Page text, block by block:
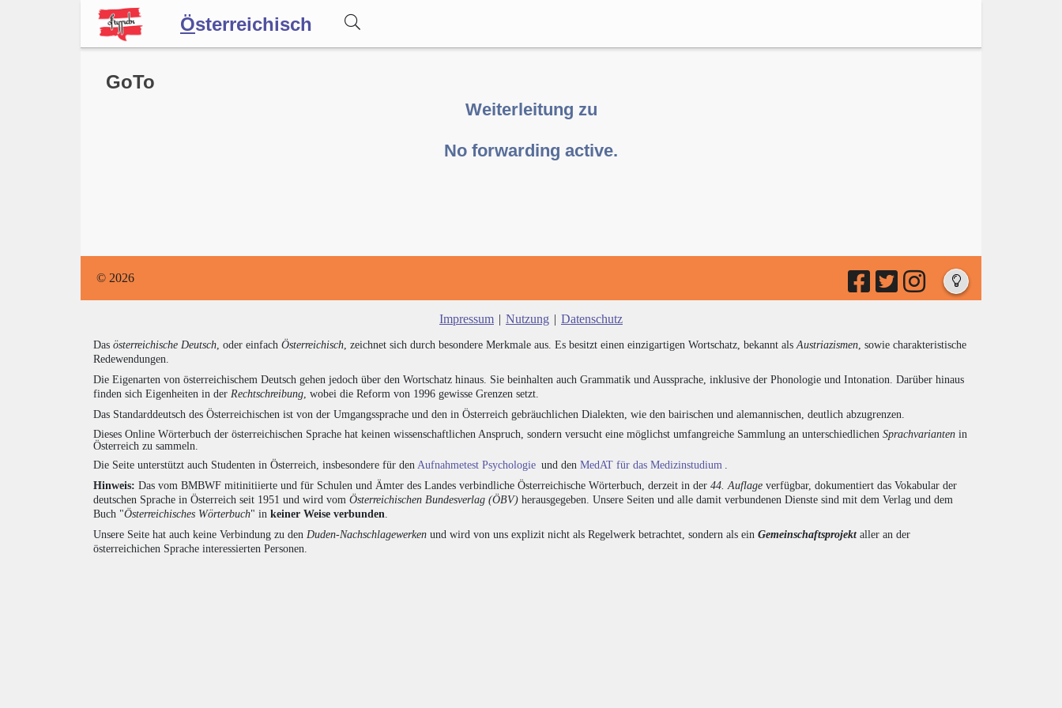
Österreichisch
Wörterbuch
GoTo
Weiterleitung zu
No forwarding active.
© 2026
Impressum | Nutzung | Datenschutz
Das österreichische Deutsch , oder einfach Österreichisch , zeichnet sich durch besondere Merkmale aus. Es besitzt einen einzigartigen Wortschatz, bekannt als Austriazismen , sowie charakteristische
Redewendungen.
Die Eigenarten von österreichischem Deutsch gehen jedoch über den Wortschatz hinaus. Sie beinhalten auch Grammatik und Aussprache, inklusive der Phonologie und Intonation. Darüber hinaus
finden sich Eigenheiten in der Rechtschreibung , wobei die Reform von 1996 gewisse Grenzen setzt.
Das Standarddeutsch des Österreichischen ist von der Umgangssprache und den in Österreich gebräuchlichen Dialekten, wie den bairischen und alemannischen, deutlich abzugrenzen.
Dieses Online Wörterbuch der österreichischen Sprache hat keinen wissenschaftlichen Anspruch, sondern versucht eine möglichst umfangreiche Sammlung an unterschiedlichen Sprachvarianten in
Österreich zu sammeln.
Die Seite unterstützt auch Studenten in Österreich, insbesondere für den Aufnahmetest Psychologie und den MedAT für das Medizinstudium
Hinweis: Das vom BMBWF mitinitiierte und für Schulen und Ämter des Landes verbindliche Österreichische Wörterbuch, derzeit in der 44. Auflage verfügbar, dokumentiert das Vokabular der
deutschen Sprache in Österreich seit 1951 und wird vom Österreichischen Bundesverlag (ÖBV) herausgegeben. Unsere Seiten und alle damit verbundenen Dienste sind mit dem Verlag und dem
Buch "Österreichisches Wörterbuch" in keiner Weise verbunden
Unsere Seite hat auch keine Verbindung zu den Duden-Nachschlagewerken und wird von uns explizit nicht als Regelwerk betrachtet, sondern als ein Gemeinschaftsprojektaller an der
österreichichen Sprache interessierten Personen.